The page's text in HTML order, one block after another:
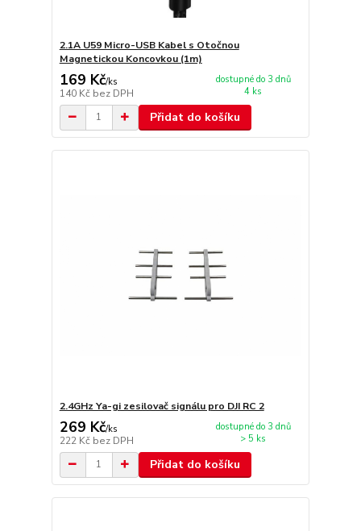
2.1A U59 Micro-USB Kabel s Otočnou
Magnetickou Koncovkou (1m)
169 Kč/ks
140 Kč bez DPH
dostupné do 3 dnů
4 ks
Přidat do košíku
2.4GHz Ya-gi zesilovač signálu pro DJI RC 2
269 Kč/ks
222 Kč bez DPH
dostupné do 3 dnů
> 5 ks
Přidat do košíku